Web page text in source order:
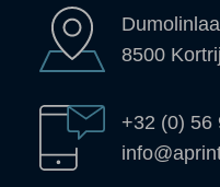
8500
+32 (0) 56